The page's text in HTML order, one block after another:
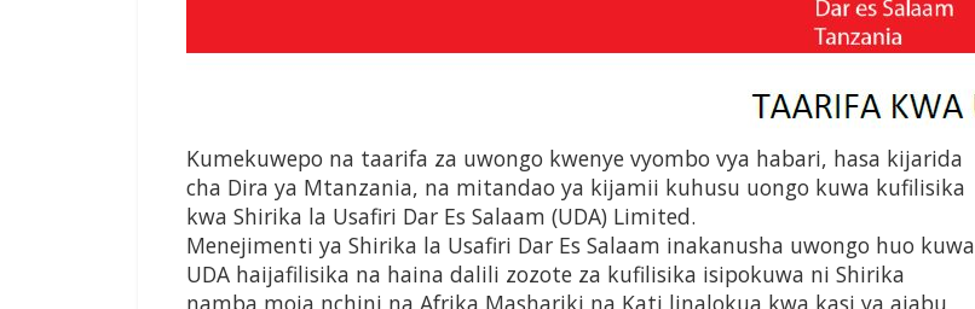
Kumekuwepo na taarifa za uwongo kwenye vyombo vya habari, hasa kijarida
cha Dira ya Mtanzania, na mitandao ya kijamii kuhusu uongo kuwa kufilisika
kwa Shirika la Usafiri Dar Es Salaam (UDA) Limited.
Menejimenti ya Shirika la Usafiri Dar Es Salaam inakanusha uwongo huo kuwa
UDA haijafilisika na haina dalili zozote za kufilisika isipokuwa ni Shirika
namba moja nchini na Afrika Mashariki na Kati linalokua kwa kasi ya ajabu